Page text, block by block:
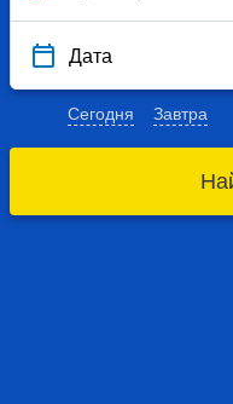
Дата
Сегодня Завтра